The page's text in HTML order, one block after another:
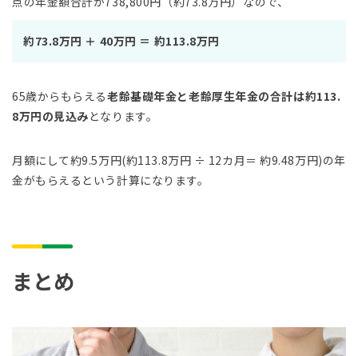
約73.8万円 ＋ 40万円 ＝ 約113.8万円
65歳からもらえる老齢基礎年金と老齢厚生年金の合計は約113.
8万円の見込み となります。
月額にして約9.5万円(約113.8万円 ÷ 12カ月＝ 約9.48万円)の年
金がもらえるという計算になります。
まとめ